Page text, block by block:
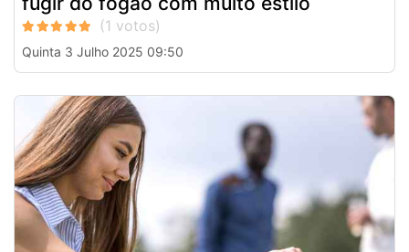
Quinta 3 Julho 2025 09:50